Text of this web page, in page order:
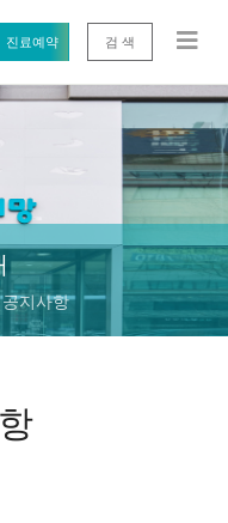
진료예약 검 색
공지사항